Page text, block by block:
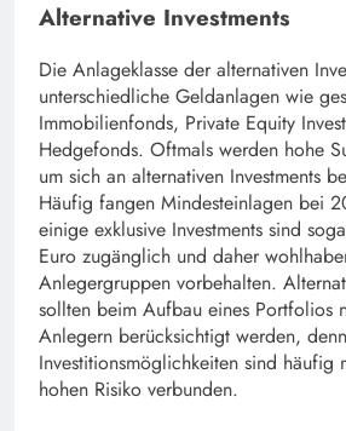
Alternative Investments
Die Anlageklasse der alternativen
unterschiedliche Geldanlagen wie
Immobilienfonds, Private Equity
Hedgefonds. Oftmals werden hohe
um sich an alternativen Investments
Häufig fangen Mindesteinlagen bei
einige exklusive Investments sind
Euro zugänglich und daher
Anlegergruppen vorbehalten.
sollten beim Aufbau eines Portfolios
Anlegern berücksichtigt werden,
Investitionsmöglichkeiten sind häufig
hohen Risiko verbunden.